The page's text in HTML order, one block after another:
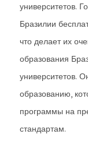
университетов.
Бразилии
что делает их
образования
университетов.
образованию,
программы на
стандартам.